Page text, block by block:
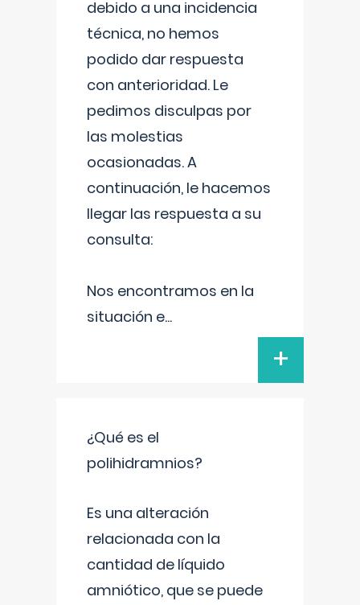
debido a una incidencia
técnica, no hemos
podido dar respuesta
con anterioridad. Le
pedimos disculpas por
las molestias
ocasionadas. A
continuación, le hacemos
llegar las respuesta a su
consulta:
Nos encontramos en la
situación e...
+
¿Qué es el
polihidramnios?
Es una alteración
relacionada con la
cantidad de líquido
amniótico, que se puede